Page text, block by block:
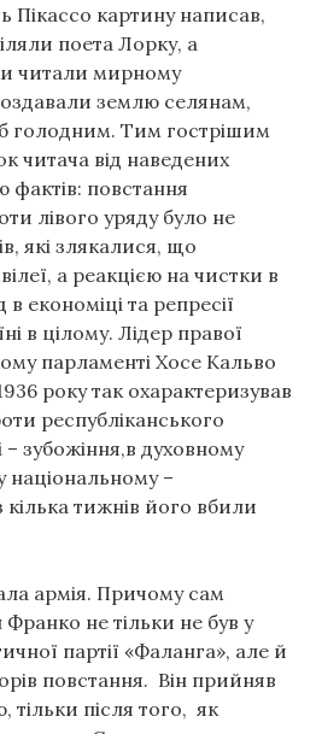
Пікассо картину написав,
поета Лорку, а
читали мирному
землю селянам,
голодним. Тим гострішим
читача від наведених
повстання
лівого уряду було не
які злякалися, що
а реакцією на чистки в
в економіці та репресії
в цілому. Лідер правої
парламенті Хосе Кальво
року так охарактеризував
республіканського
– зубожіння,в духовному
національному –
тижнів його вбили
армія. Причому сам
не тільки не був у
партії «Фаланга», але й
повстання. Він прийняв
тільки після того, як